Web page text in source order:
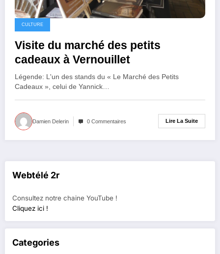
CULTURE
Visite du marché des petits
cadeaux à Vernouillet
Légende: L'un des stands du « Le Marché des Petits
Cadeaux », celui de Yannick…
Damien Delerin 0 Commentaires Lire La Suite
Webtélé 2r
Consultez notre chaine YouTube !
Cliquez ici !
Categories